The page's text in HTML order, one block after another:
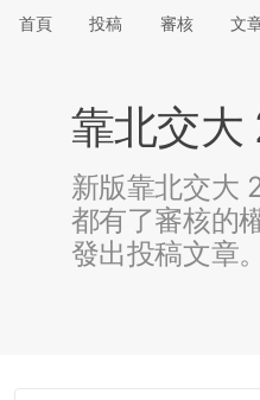
首頁 投稿 審核 文
靠北交大
新版靠北交大
都有了審核的
發出投稿文章。